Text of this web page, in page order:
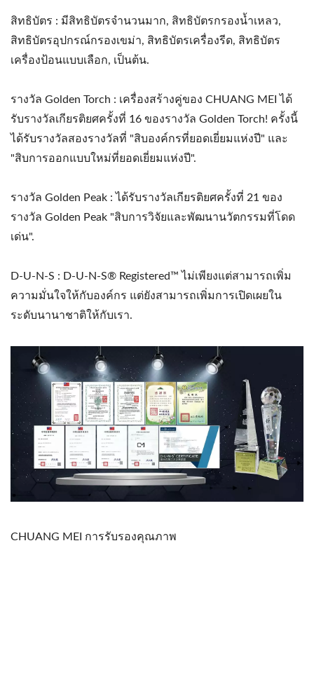
สิทธิบัตร : มีสิทธิบัตรจำนวนมาก, สิทธิบัตรกรองน้ำเหลว,
สิทธิบัตรอุปกรณ์กรองเขม่า, สิทธิบัตรเครื่องรีด, สิทธิบัตร
เครื่องป้อนแบบเลือก, เป็นต้น.
รางวัล Golden Torch : เครื่องสร้างคู่ของ CHUANG MEI ได้
รับรางวัลเกียรติยศครั้งที่ 16 ของรางวัล Golden Torch! ครั้งนี้
ได้รับรางวัลสองรางวัลที่ "สิบองค์กรที่ยอดเยี่ยมแห่งปี" และ
"สิบการออกแบบใหม่ที่ยอดเยี่ยมแห่งปี".
รางวัล Golden Peak : ได้รับรางวัลเกียรติยศครั้งที่ 21 ของ
รางวัล Golden Peak "สิบการวิจัยและพัฒนานวัตกรรมที่โดด
เด่น".
D-U-N-S : D-U-N-S® Registered™ ไม่เพียงแต่สามารถเพิ่ม
ความมั่นใจให้กับองค์กร แต่ยังสามารถเพิ่มการเปิดเผยใน
ระดับนานาชาติให้กับเรา.
CHUANG MEI การรับรองคุณภาพ